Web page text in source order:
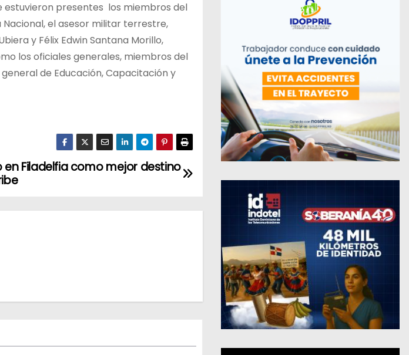
estuvieron presentes los miembros del
el asesor militar terrestre,
y Félix Edwin Santana Morillo,
los oficiales generales, miembros del
de Educación, Capacitación y
en Filadelfia como mejor destino